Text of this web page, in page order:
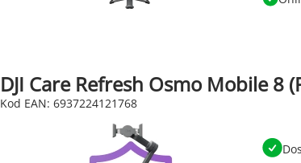
DJI Care Refresh Osmo Mobile 8
Kod EAN: 6937224121768